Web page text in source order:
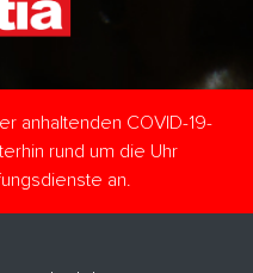
anhaltenden COVID-19-
rund um die Uhr
an.